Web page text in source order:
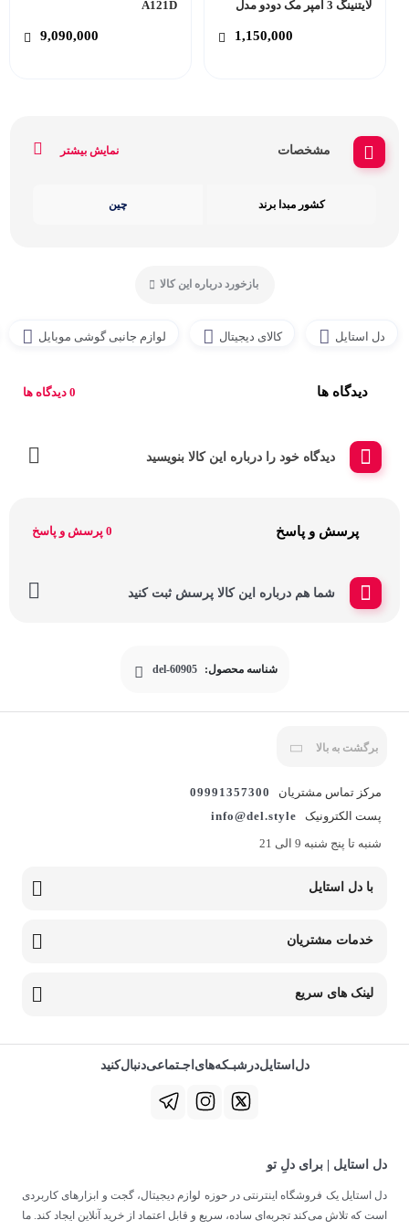
لایتنینگ 3 آمپر مک دودو مدل
1,150,000
A121D
9,090,000
مشخصات نمایش بیشتر
کشور مبدا برند چین
بازخورد درباره این کالا
دل استایل کالای دیجیتال لوازم جانبی گوشی موبایل
دیدگاه ها 0 دیدگاه ها
دیدگاه خود را درباره این کالا بنویسید
پرسش و پاسخ 0 پرسش و پاسخ
شما هم درباره این کالا پرسش ثبت کنید
شناسه محصول: del-60905
برگشت به بالا
مرکز تماس مشتریان
09991357300
پست الکترونیک
info@del.style
شنبه تا پنج شنبه 9 الی 21
با دل استایل
خدمات مشتریان
لینک های سریع
دل‌استایل‌در‌‌شبـکه‌های‌اجـتماعی‌دنبال‌کنید
دل استایل | برای دلِ تو
دل استایل یک فروشگاه اینترنتی در حوزه لوازم دیجیتال، گجت و ابزارهای کاربردی
است که تلاش می‌کند تجربه‌ای ساده، سریع و قابل اعتماد از خرید آنلاین ایجاد کند. ما